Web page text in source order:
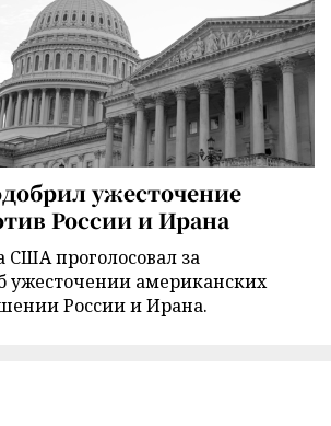
ужесточение
России и Ирана
США проголосовал за
ужесточении американских
России и Ирана.